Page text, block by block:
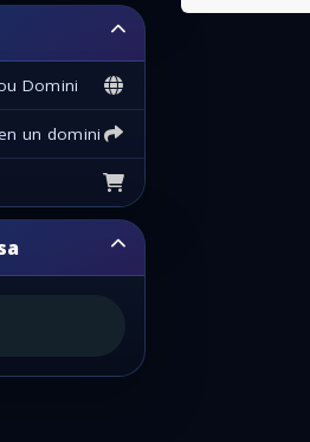
Domini
un domini